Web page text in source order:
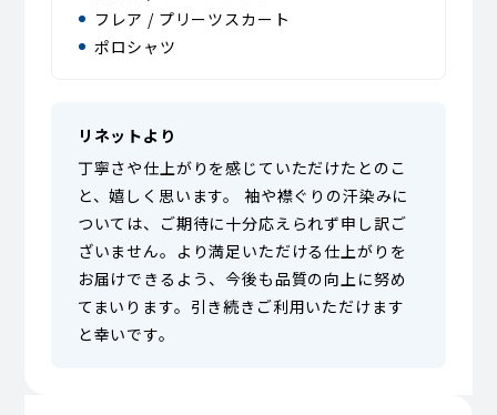
フレア / プリーツスカート
ポロシャツ
リネットより
丁寧さや仕上がりを感じていただけたとのこ
と、嬉しく思います。 袖や襟ぐりの汗染みに
ついては、ご期待に十分応えられず申し訳ご
ざいません。より満足いただける仕上がりを
お届けできるよう、今後も品質の向上に努め
てまいります。引き続きご利用いただけます
と幸いです。